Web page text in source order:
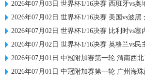
2026年07月03日 世界杯1/16决赛 西班牙vs奥
2026年07月02日 世界杯1/16决赛 美国vs波黑
2026年07月02日 世界杯1/16决赛 比利时vs
2026年07月02日 世界杯1/16决赛 英格兰vs
2026年07月01日 中冠附加赛第一轮 渭南西北青年人
2026年07月01日 中冠附加赛第一轮 广州海珠醒派